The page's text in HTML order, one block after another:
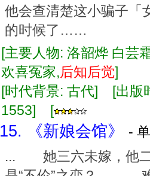
他会查清楚这小骗子「
的时候了……
[主要人物: 洛韶烨 白
欢喜冤家,后知后觉]
[时代背景: 古代] [出
1553] [
15. 《新娘会馆》
-
... 她三六未嫁，他